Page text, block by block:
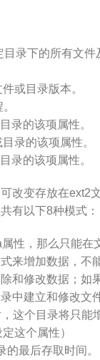
录下的所有文件
或目录版本。
录的该项属性。
录的该项属性。
录的该项属性。
改变存放在ext2
有以下8种模式：
性，那么只能在
来增加数据，不
和修改数据；如
中建立和修改文
这个目录将只能
这个属性）
的最后存取时间。